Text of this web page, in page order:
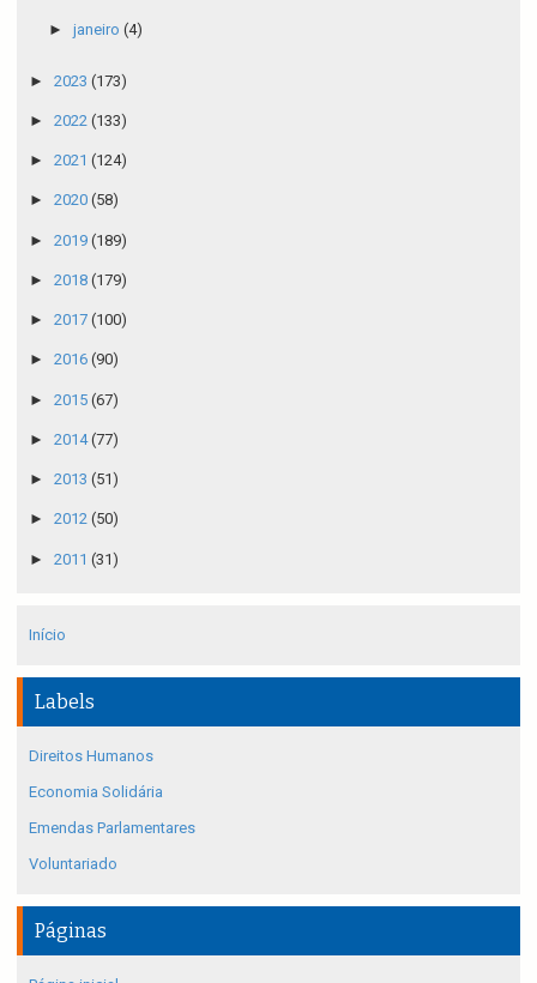
► janeiro (4)
► 2023 (173)
► 2022 (133)
► 2021 (124)
► 2020 (58)
► 2019 (189)
► 2018 (179)
► 2017 (100)
► 2016 (90)
► 2015 (67)
► 2014(77)
► 2013 (51)
► 2012 (50)
► 2011 (31)
Início
Labels
Direitos Humanos
Economia Solidária
Emendas Parlamentares
Voluntariado
Páginas